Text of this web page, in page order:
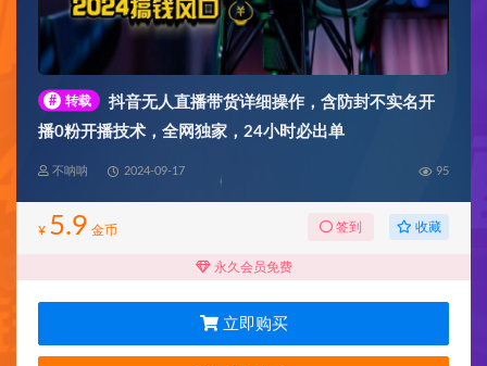
# 转载
抖音无人直播带货详细操作，含防封不实名开
播0粉开播技术，全网独家，24小时必出单
不呐呐 2024-09-17 95
¥ 5.9 金币 签到 收藏
永久会员免费
立即购买